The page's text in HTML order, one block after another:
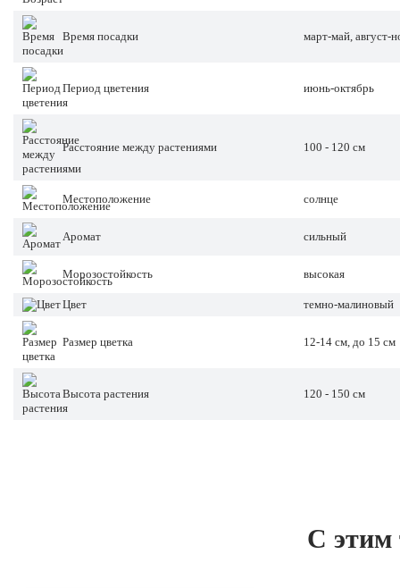
Время посадки март-май, август-
Период цветения июнь-октябрь
Расстояние между растениями 100 - 120 см
Местоположение солнце
Аромат сильный
Морозостойкость высокая
Цвет темно-малиновый
Размер цветка 12-14 см, до 15 см
Высота растения 120 - 150 см
С этим